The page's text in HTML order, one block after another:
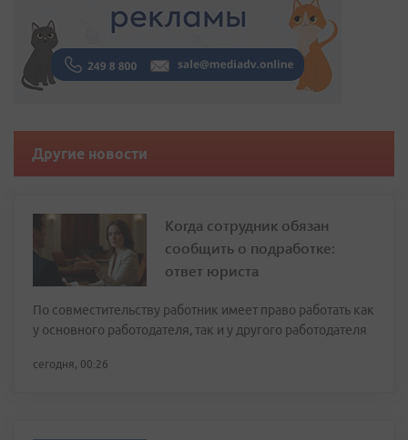
Другие новости
Когда сотрудник обязан
сообщить о подработке:
ответ юриста
По совместительству работник имеет право работать как
у основного работодателя, так и у другого работодателя
сегодня, 00:26